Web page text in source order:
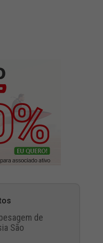
de
São